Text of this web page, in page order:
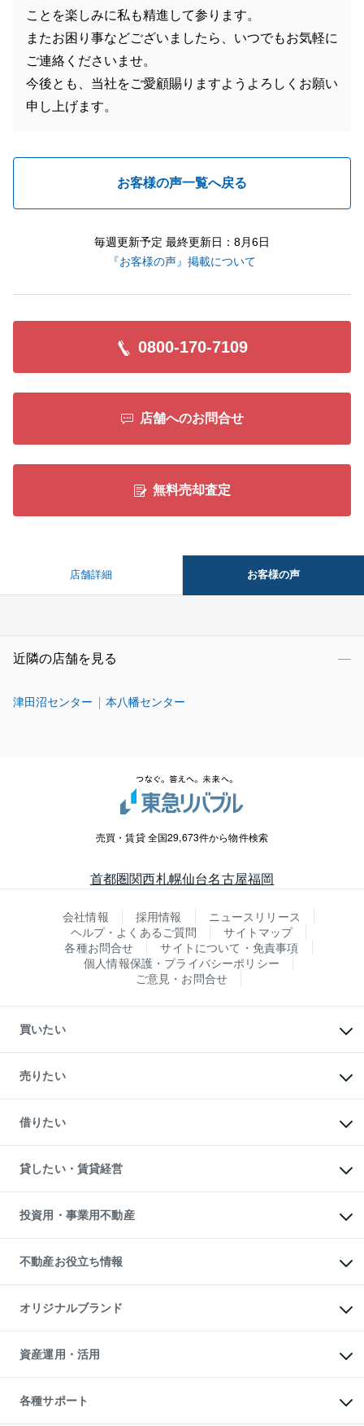
ことを楽しみに私も精進して参ります。
またお困り事などございましたら、いつでもお気軽に
ご連絡くださいませ。
今後とも、当社をご愛顧賜りますようよろしくお願い
申し上げます。
お客様の声一覧へ戻る
毎週更新予定 最終更新日：8月6日
『お客様の声』掲載について
0800-170-7109
店舗へのお問合せ
無料売却査定
店舗詳細 お客様の声
近隣の店舗を見る
津田沼センター 本八幡センター
売買・賃貸 全国29,673件から物件検索
首都圏関西札幌仙台名古屋福岡
会社情報 採用情報
ニュースリリース
ヘルプ・よくあるご質問
サイトマップ
各種お問合せ
サイトについて・免責事項
個人情報保護・プライバシーポリシー
ご意見・お問合せ
買いたい
新築・分譲マンションの購入
中古マンションの購入
一戸建ての購入
中古一戸建ての購入
不動産購入の流れ
注目キーワード物件特集
購入ガイド
English 繁体中文簡体中文
売りたい
一戸建ての売却・査定
土地の売却・査定
スピードAI査定
不動産査定について
不動産売却の流れ
不動産買換えの流れ
売却ガイド
借りたい
オフィス・店舗の賃貸
借りるときの流れ
借りるガイド
貸したい・賃貸経営
マンション賃料データ
賃貸管理プラン
リロケーションについて
貸すガイド
投資用・事業用不動産
事業用不動産
マンション投資
投資用マンション
アパート経営
収益物件
ビル購入（ビル一棟）
投資用不動産の売却査定
事業用不動産の売却査定
不動産お役立ち情報
マンションライブラリー
人気マンションランキング
暮らしに役立つ不動産メディア
不動産相場・不動産価格情報
不動産コラム・ニュース
不動産用語集
不動産なんでもネット相談室
住まいの税金
オリジナルブランド
一棟リノベーションマンション
L`GENTE（ルジェンテ）
区分リノベーションマンション
投資用一棟レジデンスWELL
資産運用・活用
不動産M&A
アセットマネジメント・出資
各種サポート